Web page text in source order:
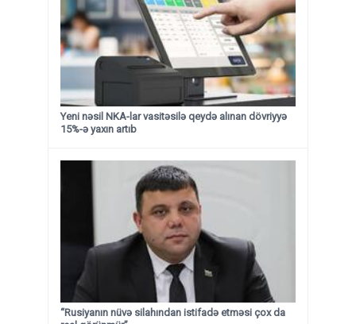
Yeni nəsil NKA-lar vasitəsilə qeydə alınan dövriyyə
15%-ə yaxın artıb
“Rusiyanın nüvə silahından istifadə etməsi çox da